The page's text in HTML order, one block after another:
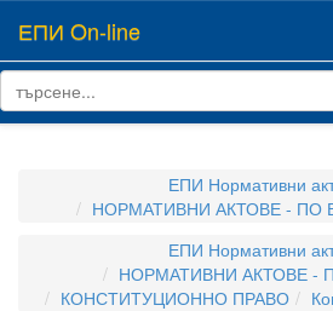
ЕПИ On-line
ЕПИ Нормативни
НОРМАТИВНИ АКТОВЕ - ПО
ЕПИ Нормативни
НОРМАТИВНИ АКТОВЕ -
КОНСТИТУЦИОННО ПРАВО